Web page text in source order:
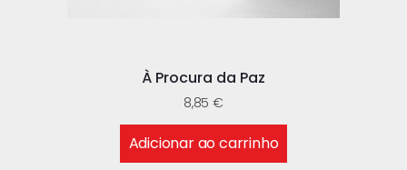
À Procura da Paz
8,85€
Adicionar ao carrinho